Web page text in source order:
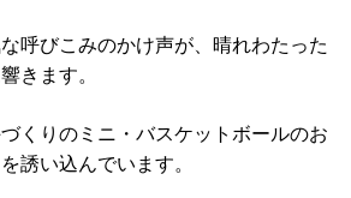
呼びこみのかけ声が、晴れわたった
きます。
くりのミニ・バスケットボールのお
誘い込んでいます。